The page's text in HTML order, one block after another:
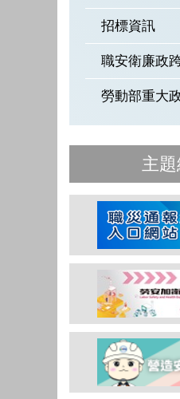
招標資訊
職安衛廉政
勞動部重大
主